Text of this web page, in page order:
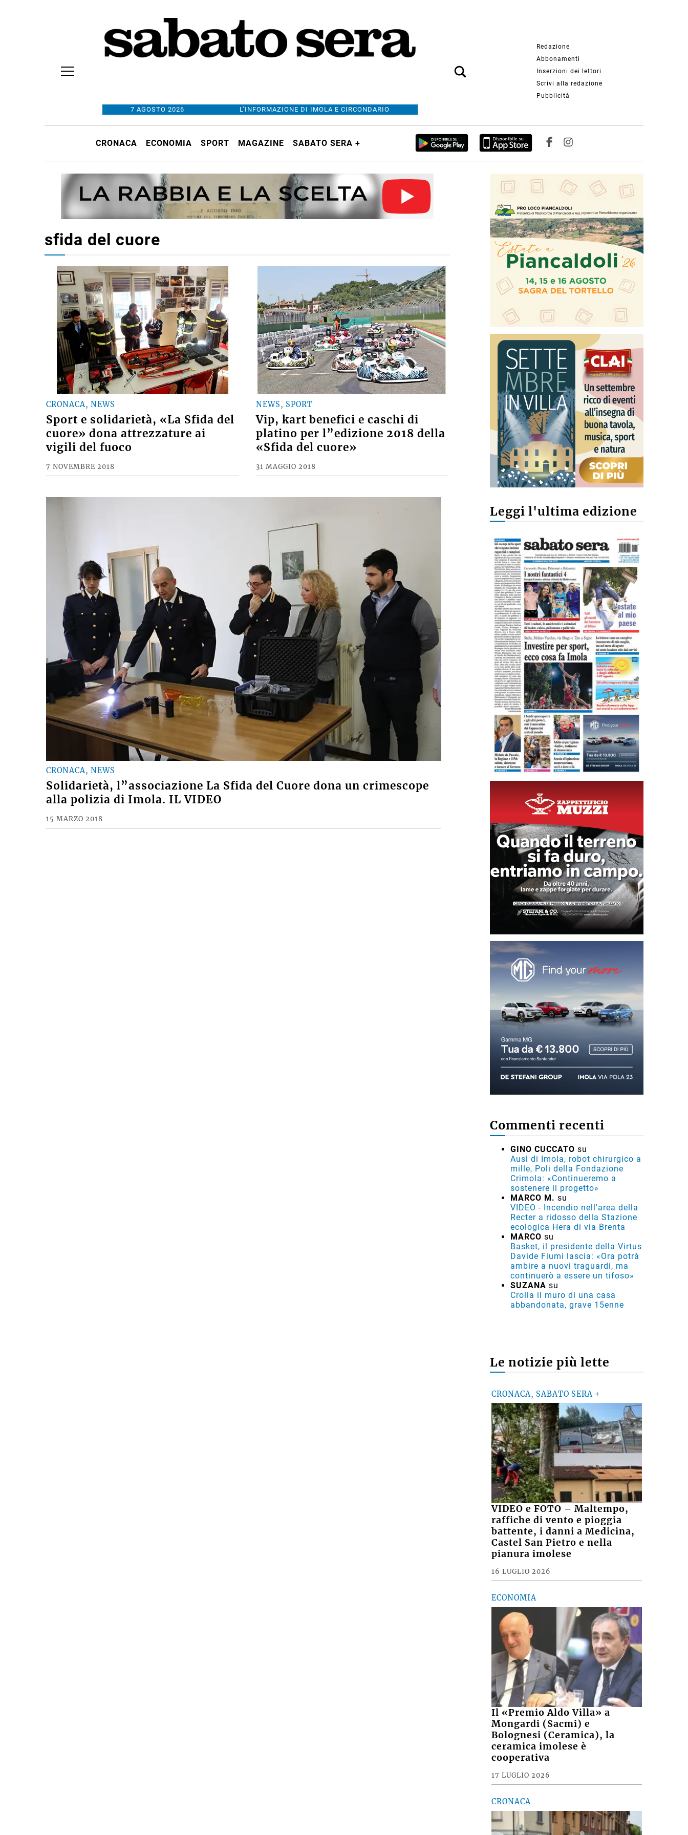
7 AGOSTO 2026 L’INFORMAZIONE DI IMOLA E CIRCONDARIO
Redazione
Abbonamenti
Inserzioni dei lettori
Scrivi alla redazione
Pubblicità
CRONACA ECONOMIA SPORT MAGAZINE SABATO SERA +
sfida del cuore
CRONACA, NEWS
Sport e solidarietà, «La Sfida del
cuore» dona attrezzature ai
vigili del fuoco
7 NOVEMBRE 2018
NEWS, SPORT
Vip, kart benefici e caschi di
platino per l”edizione 2018 della
«Sfida del cuore»
31 MAGGIO 2018
CRONACA, NEWS
Solidarietà, l”associazione La Sfida del Cuore dona un crimescope
alla polizia di Imola. IL VIDEO
15 MARZO 2018
Leggi l'ultima edizione
Commenti recenti
GINO CUCCATO su
Ausl di Imola, robot chirurgico a
mille, Poli della Fondazione
Crimola: «Continueremo a
sostenere il progetto»
MARCO M. su
VIDEO - Incendio nell'area della
Recter a ridosso della Stazione
ecologica Hera di via Brenta
MARCO su
Basket, il presidente della Virtus
Davide Fiumi lascia: «Ora potrà
ambire a nuovi traguardi, ma
continuerò a essere un tifoso»
SUZANA su
Crolla il muro di una casa
abbandonata, grave 15enne
Le notizie più lette
CRONACA, SABATO SERA +
VIDEO e FOTO – Maltempo,
raffiche di vento e pioggia
battente, i danni a Medicina,
Castel San Pietro e nella
pianura imolese
16 LUGLIO 2026
ECONOMIA
Il «Premio Aldo Villa» a
Mongardi (Sacmi) e
Bolognesi (Ceramica), la
ceramica imolese è
cooperativa
17 LUGLIO 2026
CRONACA